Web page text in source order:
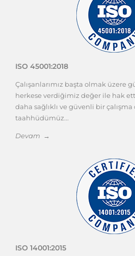
ISO 45001:2018
Çalışanlarımız başta olmak üzere
herkese verdiğimiz değer ile hak
daha sağlıklı ve güvenli bir
taahhüdümüz...
Devam →
ISO 14001:2015